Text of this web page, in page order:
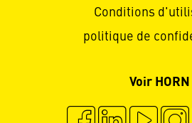
Conditions
politique de
Voir HORN